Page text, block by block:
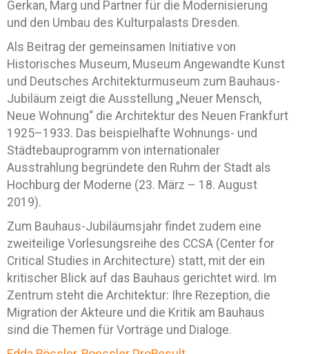
Gerkan, Marg und Partner für die Modernisierung
und den Umbau des Kulturpalasts Dresden.
Als Beitrag der gemeinsamen Initiative von
Historisches Museum, Museum Angewandte Kunst
und Deutsches Architekturmuseum zum Bauhaus-
Jubiläum zeigt die Ausstellung „Neuer Mensch,
Neue Wohnung“ die Architektur des Neuen Frankfurt
1925–1933. Das beispielhafte Wohnungs- und
Städtebauprogramm von internationaler
Ausstrahlung begründete den Ruhm der Stadt als
Hochburg der Moderne (23. März – 18. August
2019).
Zum Bauhaus-Jubiläumsjahr findet zudem eine
zweiteilige Vorlesungsreihe des CCSA (Center for
Critical Studies in Architecture) statt, mit der ein
kritischer Blick auf das Bauhaus gerichtet wird. Im
Zentrum steht die Architektur: Ihre Rezeption, die
Migration der Akteure und die Kritik am Bauhaus
sind die Themen für Vorträge und Dialoge.